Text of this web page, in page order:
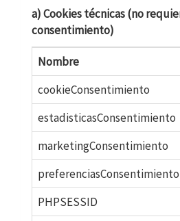
a) Cookies técnicas (no
consentimiento)
Nombre
cookieConsentimiento
estadisticasConsentimiento
marketingConsentimiento
preferenciasConsentimiento
PHPSESSID